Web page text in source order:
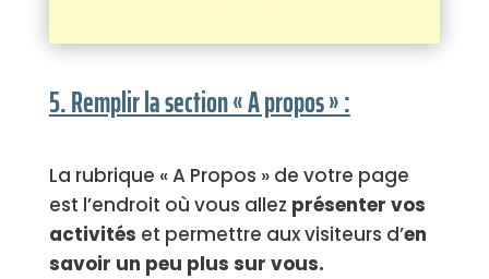
5. Remplir la section « A propos » :
La rubrique « A Propos » de votre page
est l’endroit où vous allez présenter vos
activités et permettre aux visiteurs d’en
savoir un peu plus sur vous.